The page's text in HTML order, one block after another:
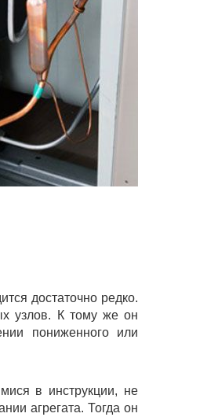
достаточно редко.
узлов. К тому же он
пониженного или
в инструкции, не
агрегата. Тогда он